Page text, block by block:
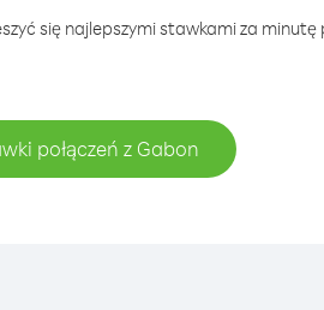
się najlepszymi stawkami za minutę
połączeń z Gabon